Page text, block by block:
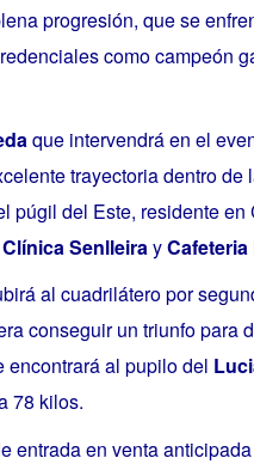
progresión, que se
como campeón
que intervendrá en el
trayectoria dentro de
púgil del Este, residente en
Clínica Senlleiray
al cuadrilátero por
conseguir un triunfo para
encontrará al pupilo del
78 kilos.
entrada en venta